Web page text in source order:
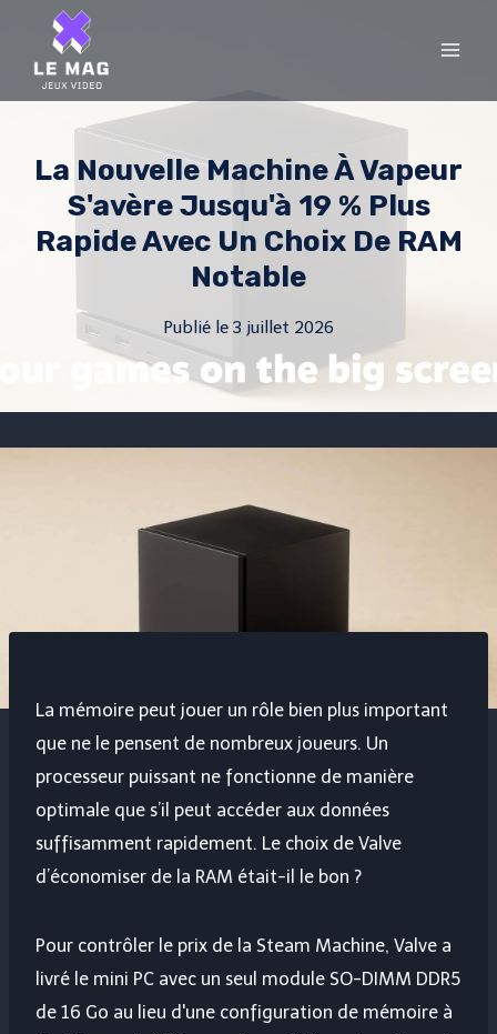
content
La Nouvelle Machine À Vapeur
S'avère Jusqu'à 19 % Plus
Rapide Avec Un Choix De RAM
Notable
Publié le 3 juillet 2026
La mémoire peut jouer un rôle bien plus important
que ne le pensent de nombreux joueurs. Un
processeur puissant ne fonctionne de manière
optimale que s’il peut accéder aux données
suffisamment rapidement. Le choix de Valve
d’économiser de la RAM était-il le bon ?
Pour contrôler le prix de la Steam Machine, Valve a
livré le mini PC avec un seul module SO-DIMM DDR5
de 16 Go au lieu d'une configuration de mémoire à